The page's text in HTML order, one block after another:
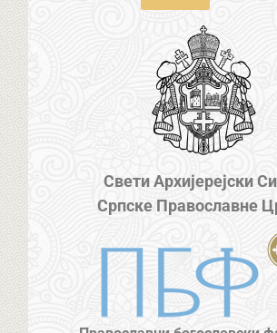
Свети Архијерејски
Српске Православне